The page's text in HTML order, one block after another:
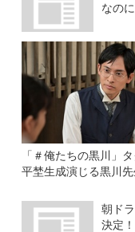
なの
「＃俺たちの黒川」
平埜生成演じる黒川先
場”にSNS悲鳴「もっ
った」
朝ド
決定